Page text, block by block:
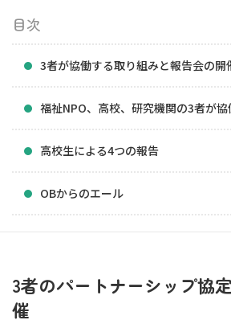
目次
3者が協働する取り組みと報告会の開
福祉NPO、高校、研究機関の3者が
高校生による4つの報告
OBからのエール
3者のパートナーシップ協
催